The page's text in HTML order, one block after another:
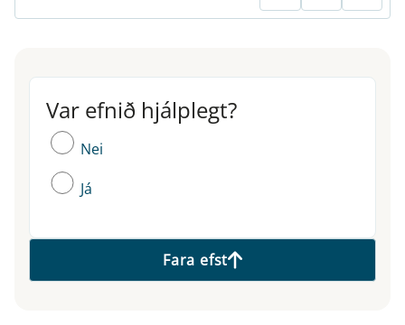
Var efnið hjálplegt?
Var efnið hjálplegt?
Nei
Já
Fara efst